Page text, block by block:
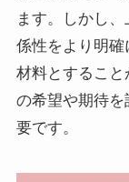
ます。しかし
係性をより明
材料とするこ
の希望や期待
要です。